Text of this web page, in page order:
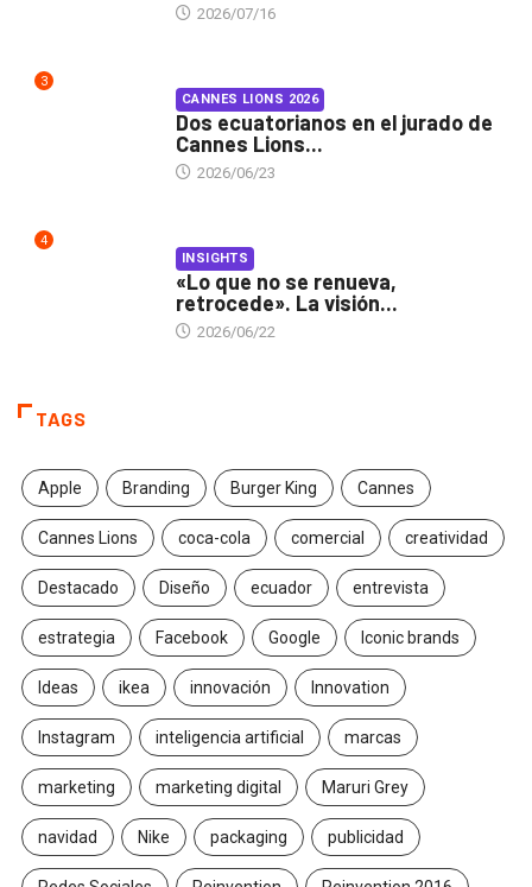
2026/07/16
3
CANNES LIONS 2026
Dos ecuatorianos en el jurado de
Cannes Lions...
2026/06/23
4
INSIGHTS
«Lo que no se renueva,
retrocede». La visión...
2026/06/22
TAGS
Apple Branding Burger King Cannes
Cannes Lions coca-cola comercial creatividad
Destacado Diseño ecuador entrevista
estrategia Facebook Google Iconic brands
Ideas ikea innovación Innovation
Instagram inteligencia artificial marcas
marketing marketing digital Maruri Grey
navidad Nike packaging publicidad